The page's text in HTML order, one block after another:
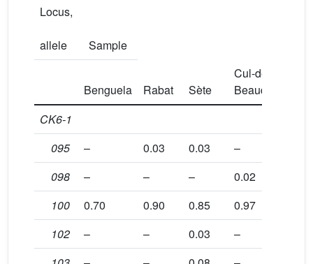
Locus,
allele Sample
Benguela Rabat Sète
Cul-de-
Beauduc
CK6-1
095
– 0.03 0.03 –
098
– – – 0.02
100
0.70 0.90 0.85 0.97
102
– – 0.03 –